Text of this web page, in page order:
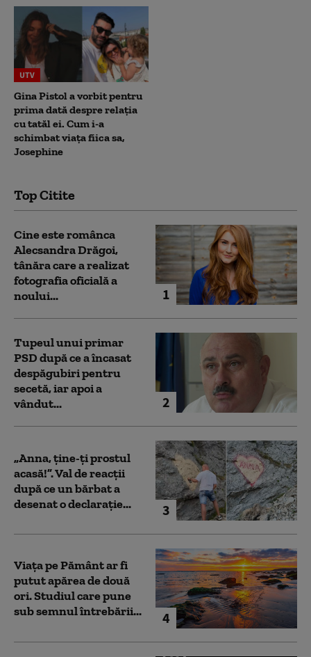
UTV
Gina Pistol a vorbit pentru
prima dată despre relația
cu tatăl ei. Cum i-a
schimbat viața fiica sa,
Josephine
Top Citite
1
Cine este românca
Alecsandra Drăgoi,
tânăra care a realizat
fotografia oficială a
noului...
2
Tupeul unui primar
PSD după ce a încasat
despăgubiri pentru
secetă, iar apoi a
vândut...
3
„Anna, ţine-ţi prostul
acasă!”. Val de reacții
după ce un bărbat a
desenat o declarație...
4
Viața pe Pământ ar fi
putut apărea de două
ori. Studiul care pune
sub semnul întrebării...